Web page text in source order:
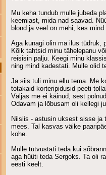
Mu keha tundub mulle jubeda
keemiast, mida nad saavad.
blond ja veel on mehi, kes
Aga kunagi olin ma ilus tüdruk,
Kõik tahtsid minu tähelepanu
reisisin palju. Keegi minu
ning mind kadestati. Mulle olid
Ja siis tuli minu ellu tema. Me
totakaid korteripidusid peeti
Väljas me ei käinud, sest
Odavam ja lõbusam oli kellegi
Niisiis - astusin uksest sisse ja
mees. Tal kasvas väike
kohe.
Mulle tutvustati teda kui
aga hüüti teda Sergoks. Ta oli
eesti keelt.